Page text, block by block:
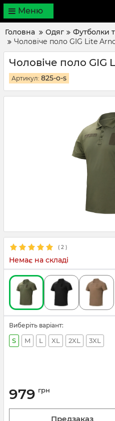
Меню
Головна Одяг
Футболки
Чоловіче поло GIG Lite
Чоловіче поло GIG
Артикул: 825-o-s
( 2 )
Немає на складі
Виберіть варіант:
S M L XL 2XL 3XL
979 грн
Предзаказ